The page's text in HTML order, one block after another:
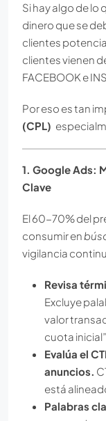
Si hay algo de lo
dinero que se
clientes
clientes vienen
FACEBOOK e
Por eso es tan
(CPL)
1. Google Ads:
Clave
El 60-70% del
consumir en
vigilancia
Revisa
Excluye
valor
cuota
Evalúa el
anuncios.
está
Palabras